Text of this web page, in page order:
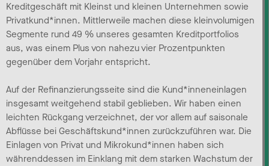
Kreditgeschäft mit Kleinst und kleinen Unternehmen sowie
Privatkund*innen. Mittlerweile machen diese kleinvolumigen
Segmente rund 49 % unseres gesamten Kreditportfolios
aus, was einem Plus von nahezu vier Prozentpunkten
gegenüber dem Vorjahr entspricht.
Auf der Refinanzierungsseite sind die Kund*inneneinlagen
insgesamt weitgehend stabil geblieben. Wir haben einen
leichten Rückgang verzeichnet, der vor allem auf saisonale
Abflüsse bei Geschäftskund*innen zurückzuführen war. Die
Einlagen von Privat und Mikrokund*innen haben sich
währenddessen im Einklang mit dem starken Wachstum der